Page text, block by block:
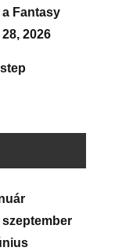
Fantasy
2026
szeptember